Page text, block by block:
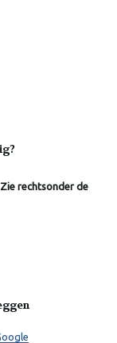
Zie rechtsonder de